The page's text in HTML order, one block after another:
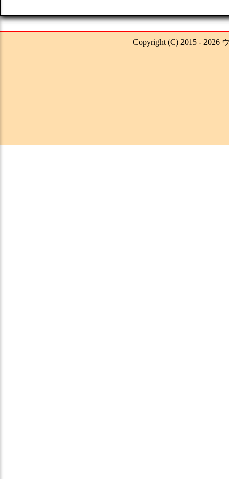
Copyright (C) 2015 - 2026